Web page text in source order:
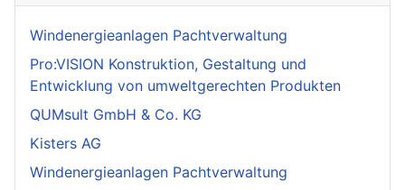
Windenergieanlagen Pachtverwaltung
Pro:VISION Konstruktion, Gestaltung und
Entwicklung von umweltgerechten Produkten
QUMsult GmbH & Co. KG
Kisters AG
Windenergieanlagen Pachtverwaltung